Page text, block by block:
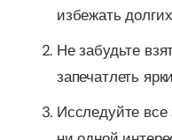
избежать
Не забудьте
запечатлеть
Исследуйте все